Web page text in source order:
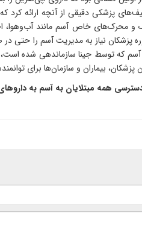
بیماران و سازمان‌ها برای
همه مبتلایان به آسم به